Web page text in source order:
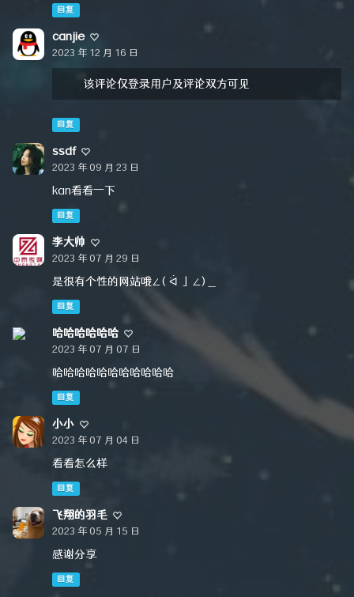
回复
canjie
2023 年 12 月 16 日
该评论仅登录用户及评论双方可见
回复
ssdf
2023 年 09 月 23 日
kan看看一下
回复
李大帅
2023 年 07 月 29 日
是很有个性的网站哦∠( ᐛ 」∠)＿
回复
哈哈哈哈哈哈
2023 年 07 月 07 日
哈哈哈哈哈哈哈哈哈哈哈
回复
小小
2023 年 07 月 04 日
看看怎么样
回复
飞翔的羽毛
2023 年 05 月 15 日
感谢分享
回复